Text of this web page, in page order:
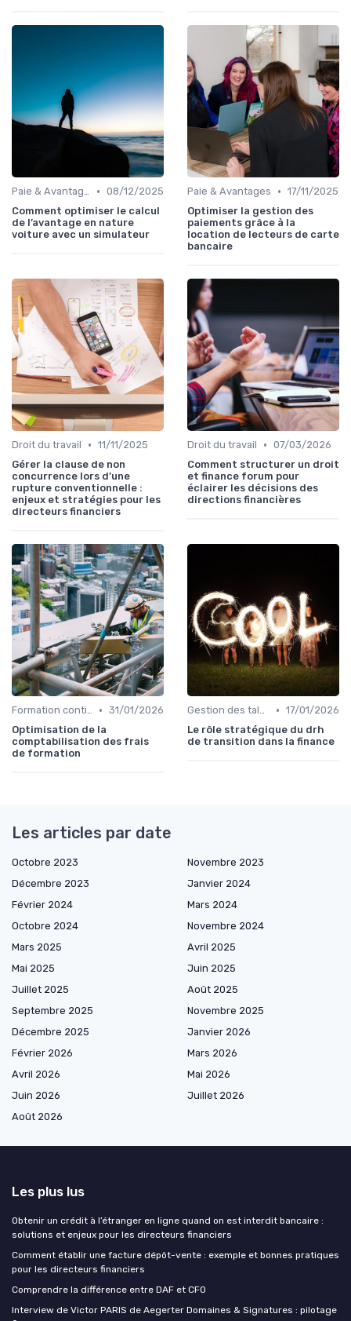
Paie & Avantages • 08/12/2025
Comment optimiser le calcul
de l’avantage en nature
voiture avec un simulateur
Paie & Avantages • 17/11/2025
Optimiser la gestion des
paiements grâce à la
location de lecteurs de carte
bancaire
Droit du travail • 11/11/2025
Gérer la clause de non
concurrence lors d’une
rupture conventionnelle :
enjeux et stratégies pour les
directeurs financiers
Droit du travail • 07/03/2026
Comment structurer un droit
et finance forum pour
éclairer les décisions des
directions financières
Formation continue • 31/01/2026
Optimisation de la
comptabilisation des frais
de formation
Gestion des talents • 17/01/2026
Le rôle stratégique du drh
de transition dans la finance
Les articles par date
Octobre 2023
Novembre 2023
Décembre 2023
Janvier 2024
Février 2024
Mars 2024
Octobre 2024
Novembre 2024
Mars 2025
Avril 2025
Mai 2025
Juin 2025
Juillet 2025
Août 2025
Septembre 2025
Novembre 2025
Décembre 2025
Janvier 2026
Février 2026
Mars 2026
Avril 2026
Mai 2026
Juin 2026
Juillet 2026
Août 2026
Les plus lus
Obtenir un crédit à l’étranger en ligne quand on est interdit bancaire :
solutions et enjeux pour les directeurs financiers
Comment établir une facture dépôt-vente : exemple et bonnes pratiques
pour les directeurs financiers
Comprendre la différence entre DAF et CFO
Interview de Victor PARIS de Aegerter Domaines & Signatures : pilotage